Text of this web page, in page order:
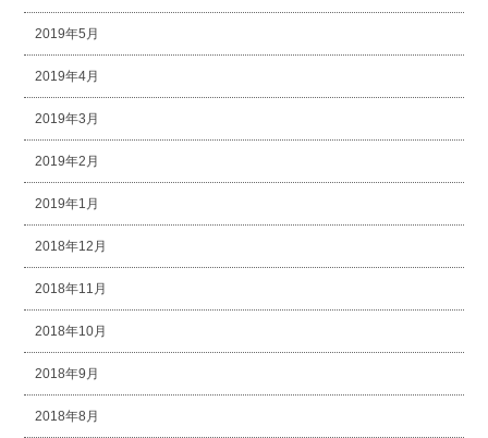
2019年5月
2019年4月
2019年3月
2019年2月
2019年1月
2018年12月
2018年11月
2018年10月
2018年9月
2018年8月